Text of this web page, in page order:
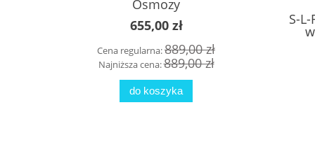
Osmozy
655,00 zł
Cena regularna:889,00 zł
Najniższa cena:889,00 zł
do koszyka
S-